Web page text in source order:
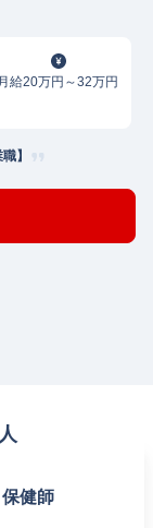
月給20万円～32万円
】
健師